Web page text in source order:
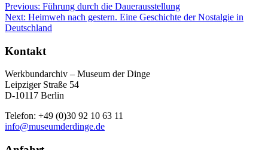
Previous: Führung durch die Dauerausstellung
Next: Heimweh nach gestern. Eine Geschichte der Nostalgie in
Deutschland
Kontakt
Werkbundarchiv – Museum der Dinge
Leipziger Straße 54
D-10117 Berlin
Telefon: +49 (0)30 92 10 63 11
info@museumderdinge.de